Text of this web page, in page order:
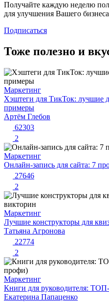
Получайте каждую неделю
для улучшения Вашего бизнеса
Подписаться
Тоже полезно и
Маркетинг
Хэштеги для ТикТок: лучшие
примеры
Артём Глебов
62303
2
Маркетинг
Онлайн-запись для сайта: 7
27646
2
Маркетинг
Лучшие конструкторы для
Татьяна Агронова
22774
2
Маркетинг
Книги для руководителя:
Екатерина Папаценко